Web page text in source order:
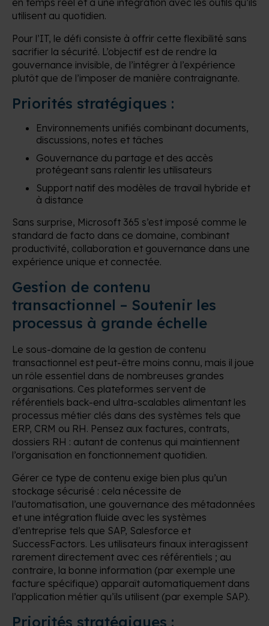
en temps réel et à une intégration avec les outils qu’ils
utilisent au quotidien.
Pour l’IT, le défi consiste à offrir cette flexibilité sans
sacrifier la sécurité. L’objectif est de rendre la
gouvernance invisible, de l’intégrer à l’expérience
plutôt que de l’imposer de manière contraignante.
Priorités stratégiques :
Environnements unifiés combinant documents,
discussions, notes et tâches
Gouvernance du partage et des accès
protégeant sans ralentir les utilisateurs
Support natif des modèles de travail hybride et
à distance
Sans surprise, Microsoft 365 s’est imposé comme le
standard de facto dans ce domaine, combinant
productivité, collaboration et gouvernance dans une
expérience unique et connectée.
Gestion de contenu
transactionnel – Soutenir les
processus à grande échelle
Le sous-domaine de la gestion de contenu
transactionnel est peut-être moins connu, mais il joue
un rôle essentiel dans de nombreuses grandes
organisations. Ces plateformes servent de
référentiels back-end ultra-scalables alimentant les
processus métier clés dans des systèmes tels que
ERP, CRM ou RH. Pensez aux factures, contrats,
dossiers RH : autant de contenus qui maintiennent
l’organisation en fonctionnement quotidien.
Gérer ce type de contenu exige bien plus qu’un
stockage sécurisé : cela nécessite de
l’automatisation, une gouvernance des métadonnées
et une intégration fluide avec les systèmes
d’entreprise tels que SAP, Salesforce et
SuccessFactors. Les utilisateurs finaux interagissent
rarement directement avec ces référentiels ; au
contraire, la bonne information (par exemple une
facture spécifique) apparaît automatiquement dans
l’application métier qu’ils utilisent (par exemple SAP).
Priorités stratégiques :